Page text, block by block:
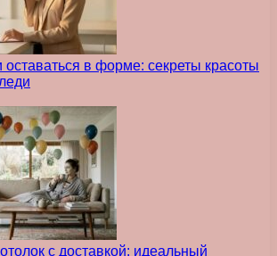
оставаться в форме: секреты красоты
с доставкой: идеальный